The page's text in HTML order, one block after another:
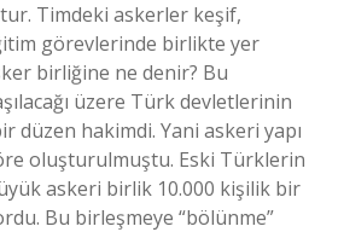
Timdeki askerler keşif,
görevlerinde birlikte yer
birliğine ne denir? Bu
üzere Türk devletlerinin
düzen hakimdi. Yani askeri yapı
oluşturulmuştu. Eski Türklerin
askeri birlik 10.000 kişilik bir
Bu birleşmeye “bölünme”